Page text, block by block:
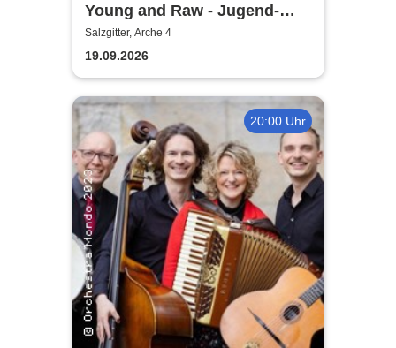
Young and Raw - Jugend-
Konzert
Salzgitter, Arche 4
19.09.2026
20:00 Uhr